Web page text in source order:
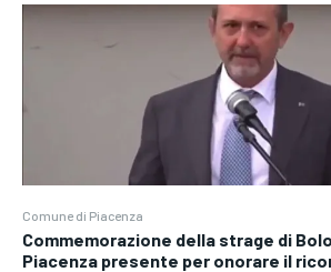
Comune di Piacenza
Commemorazione della strage di
Piacenza presente per onorare il